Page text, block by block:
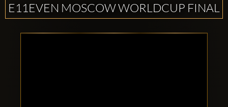
E11EVEN MOSCOW WORLDCUP FINAL